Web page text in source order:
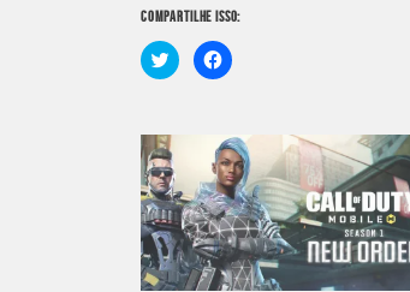
COMPARTILHE ISSO:
Clique
para
em
nova
janela)
Clique
para
em
nova
janela)